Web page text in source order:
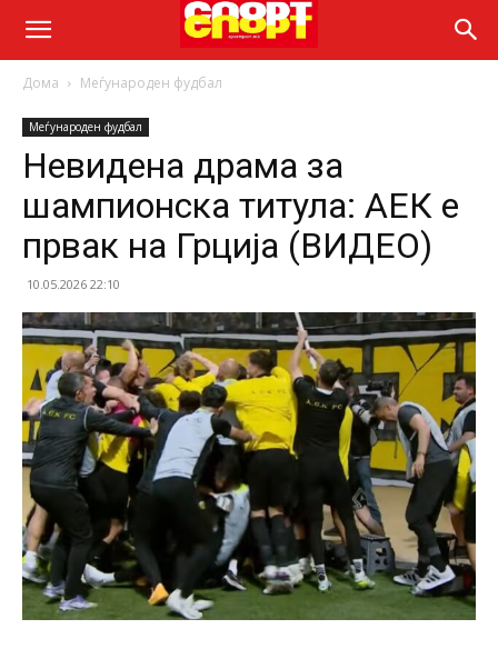
Дома Меѓународен фудбал
Меѓународен фудбал
Невидена драма за
шампионска титула: АЕК е
првак на Грција (ВИДЕО)
10.05.2026 22:10